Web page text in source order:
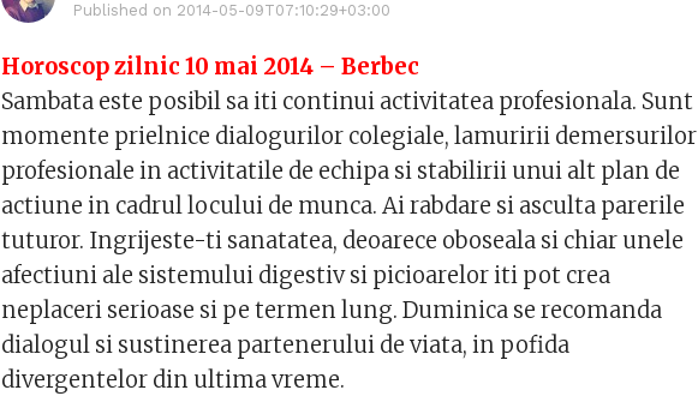
Published on 2014-05-09T07:10:29+03:00
Horoscop zilnic 10 mai 2014 – Berbec
Sambata este posibil sa iti continui activitatea profesionala. Sunt
momente prielnice dialogurilor colegiale, lamuririi demersurilor
profesionale in activitatile de echipa si stabilirii unui alt plan de
actiune in cadrul locului de munca. Ai rabdare si asculta parerile
tuturor. Ingrijeste-ti sanatatea, deoarece oboseala si chiar unele
afectiuni ale sistemului digestiv si picioarelor iti pot crea
neplaceri serioase si pe termen lung. Duminica se recomanda
dialogul si sustinerea partenerului de viata, in pofida
divergentelor din ultima vreme.